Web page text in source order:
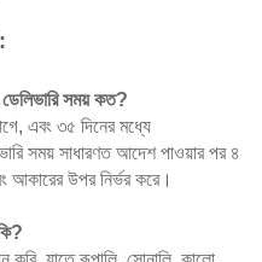
ডেলিভারি সময় কত?
এবং ৩৫ দিনের মধ্যে
সময় সাধারণত আদেশ পাওয়ার পর ৪
আকারের উপর নির্ভর করে।